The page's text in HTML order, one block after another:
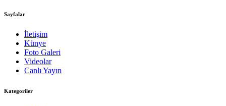
Sayfalar
İletişim
Künye
Foto Galeri
Videolar
Canlı Yayın
Kategoriler